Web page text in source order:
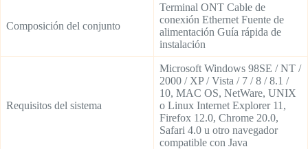
Composición del conjunto
Terminal ONT Cable de
conexión Ethernet Fuente de
alimentación Guía rápida de
instalación
Requisitos del sistema
Microsoft Windows 98SE / NT /
2000 / XP / Vista / 7 / 8 / 8.1 /
10, MAC OS, NetWare, UNIX
o Linux Internet Explorer 11,
Firefox 12.0, Chrome 20.0,
Safari 4.0 u otro navegador
compatible con Java